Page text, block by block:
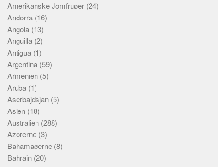
Statistik
Praktisk
Meta
Dokumenttyper
Emner
Skribenter
Personer
Steder
Kilder
Amerikanske Jomfruøer (24)
Andorra (16)
Angola (13)
Anguilla (2)
Antigua (1)
Argentina (59)
Armenien (5)
Aruba (1)
Aserbajdsjan (5)
Asien (18)
Australien (288)
Azorerne (3)
Bahamaøerne (8)
Bahrain (20)